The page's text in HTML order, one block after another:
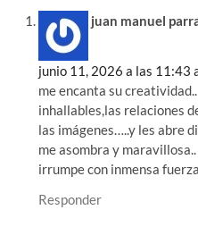
juan manuel
junio 11, 2026 a las 11:43
me encanta su
inhallables,las relaciones
las imágenes…..y les abre
me asombra y
irrumpe con inmensa
Responder